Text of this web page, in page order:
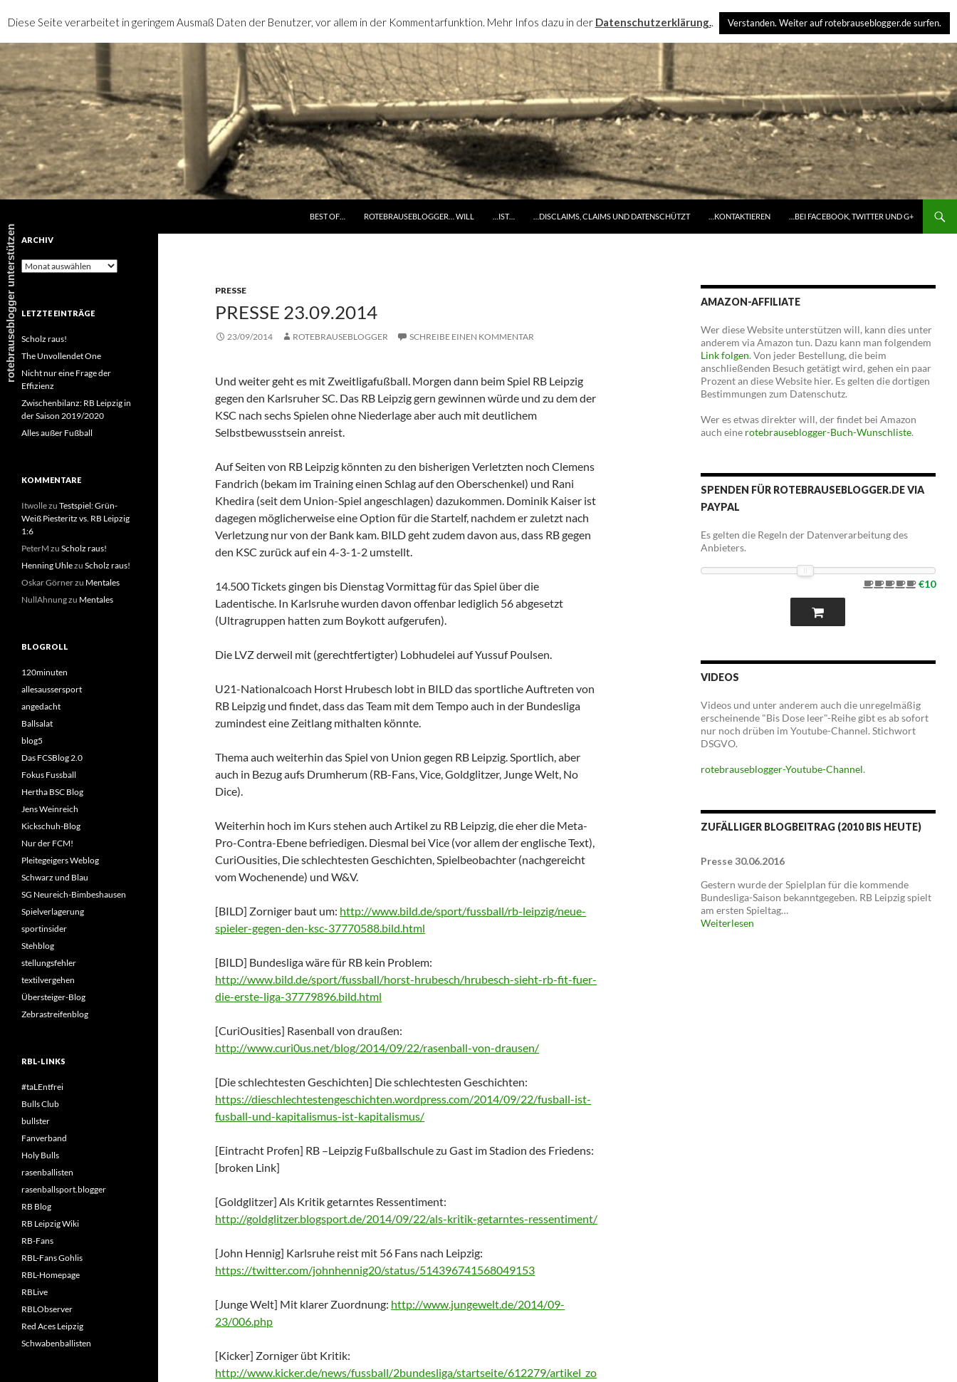
BEST OF…
ROTEBRAUSEBLOGGER… WILL …IST… …DISCLAIMS, CLAIMS UND DATENSCHÜTZT …KONTAKTIEREN …BEI FACEBOOK, TWITTER UND G+
PRESSE
PRESSE 23.09.2014
23/09/2014 ROTEBRAUSEBLOGGER SCHREIBE EINEN KOMMENTAR
Und weiter geht es mit Zweitligafußball. Morgen dann beim Spiel RB Leipzig
gegen den Karlsruher SC. Das RB Leipzig gern gewinnen würde und zu dem der
KSC nach sechs Spielen ohne Niederlage aber auch mit deutlichem
Selbstbewusstsein anreist.
Auf Seiten von RB Leipzig könnten zu den bisherigen Verletzten noch Clemens
Fandrich (bekam im Training einen Schlag auf den Oberschenkel) und Rani
Khedira (seit dem Union-Spiel angeschlagen) dazukommen. Dominik Kaiser ist
dagegen möglicherweise eine Option für die Startelf, nachdem er zuletzt nach
Verletzung nur von der Bank kam. BILD geht zudem davon aus, dass RB gegen
den KSC zurück auf ein 4-3-1-2 umstellt.
14.500 Tickets gingen bis Dienstag Vormittag für das Spiel über die
Ladentische. In Karlsruhe wurden davon offenbar lediglich 56 abgesetzt
(Ultragruppen hatten zum Boykott aufgerufen).
Die LVZ derweil mit (gerechtfertigter) Lobhudelei auf Yussuf Poulsen.
U21-Nationalcoach Horst Hrubesch lobt in BILD das sportliche Auftreten von
RB Leipzig und findet, dass das Team mit dem Tempo auch in der Bundesliga
zumindest eine Zeitlang mithalten könnte.
Thema auch weiterhin das Spiel von Union gegen RB Leipzig. Sportlich, aber
auch in Bezug aufs Drumherum (RB-Fans, Vice, Goldglitzer, Junge Welt, No
Dice).
Weiterhin hoch im Kurs stehen auch Artikel zu RB Leipzig, die eher die Meta-
Pro-Contra-Ebene befriedigen. Diesmal bei Vice (vor allem der englische Text),
CuriOusities, Die schlechtesten Geschichten, Spielbeobachter (nachgereicht
vom Wochenende) und W&V.
[BILD] Zorniger baut um: http://www.bild.de/sport/fussball/rb-leipzig/neue-
spieler-gegen-den-ksc-37770588.bild.html
[BILD] Bundesliga wäre für RB kein Problem:
http://www.bild.de/sport/fussball/horst-hrubesch/hrubesch-sieht-rb-fit-fuer-
die-erste-liga-37779896.bild.html
[CuriOusities] Rasenball von draußen:
http://www.curi0us.net/blog/2014/09/22/rasenball-von-drausen/
[Die schlechtesten Geschichten] Die schlechtesten Geschichten:
https://dieschlechtestengeschichten.wordpress.com/2014/09/22/fusball-ist-
fusball-und-kapitalismus-ist-kapitalismus/
[Eintracht Profen] RB –Leipzig Fußballschule zu Gast im Stadion des Friedens:
[broken Link]
[Goldglitzer] Als Kritik getarntes Ressentiment:
http://goldglitzer.blogsport.de/2014/09/22/als-kritik-getarntes-ressentiment/
[John Hennig] Karlsruhe reist mit 56 Fans nach Leipzig:
https://twitter.com/johnhennig20/status/514396741568049153
[Junge Welt] Mit klarer Zuordnung: http://www.jungewelt.de/2014/09-
23/006.php
[Kicker] Zorniger übt Kritik:
http://www.kicker.de/news/fussball/2bundesliga/startseite/612279/artikel_zo
AMAZON-AFFILIATE
Wer diese Website unterstützen will, kann dies unter
anderem via Amazon tun. Dazu kann man folgendem
Link folgen. Von jeder Bestellung, die beim
anschließenden Besuch getätigt wird, gehen ein paar
Prozent an diese Website hier. Es gelten die dortigen
Bestimmungen zum Datenschutz.
Wer es etwas direkter will, der findet bei Amazon
auch eine rotebrauseblogger-Buch-Wunschliste.
SPENDEN FÜR ROTEBRAUSEBLOGGER.DE VIA
PAYPAL
Es gelten die Regeln der Datenverarbeitung des
Anbieters.
€10
VIDEOS
Videos und unter anderem auch die unregelmäßig
erscheinende "Bis Dose leer"-Reihe gibt es ab sofort
nur noch drüben im Youtube-Channel. Stichwort
DSGVO.
rotebrauseblogger-Youtube-Channel.
ZUFÄLLIGER BLOGBEITRAG (2010 BIS HEUTE)
Presse 30.06.2016
Gestern wurde der Spielplan für die kommende
Bundesliga-Saison bekanntgegeben. RB Leipzig spielt
am ersten Spieltag…
Weiterlesen
ARCHIV
Archiv
LETZTE EINTRÄGE
Scholz raus!
The Unvollendet One
Nicht nur eine Frage der
Effizienz
Zwischenbilanz: RB Leipzig in
der Saison 2019/2020
Alles außer Fußball
KOMMENTARE
Itwollezu Testspiel: Grün-
Weiß Piesteritz vs. RB Leipzig
1:6
PeterM zu Scholz raus!
Henning Uhlezu Scholz raus!
Oskar Görnerzu Mentales
NullAhnungzu Mentales
BLOGROLL
120minuten
allesaussersport
angedacht
Ballsalat
blog5
Das FCSBlog 2.0
Fokus Fussball
Hertha BSC Blog
Jens Weinreich
Kickschuh-Blog
Nur der FCM!
Pleitegeigers Weblog
Schwarz und Blau
SG Neureich-Bimbeshausen
Spielverlagerung
sportinsider
Stehblog
stellungsfehler
textilvergehen
Übersteiger-Blog
Zebrastreifenblog
RBL-LINKS
#taLEntfrei
Bulls Club
bullster
Fanverband
Holy Bulls
rasenballisten
rasenballsport.blogger
RB Blog
RB Leipzig Wiki
RB-Fans
RBL-Fans Gohlis
RBL-Homepage
RBLive
RBLObserver
Red Aces Leipzig
Schwabenballisten
Diese Seite verarbeitet in geringem Ausmaß Daten der Benutzer, vor allem in der Kommentarfunktion. Mehr Infos dazu in der Datenschutzerklärung.. Verstanden. Weiter auf rotebrauseblogger.de surfen.
rotebrauseblogger unterstützen